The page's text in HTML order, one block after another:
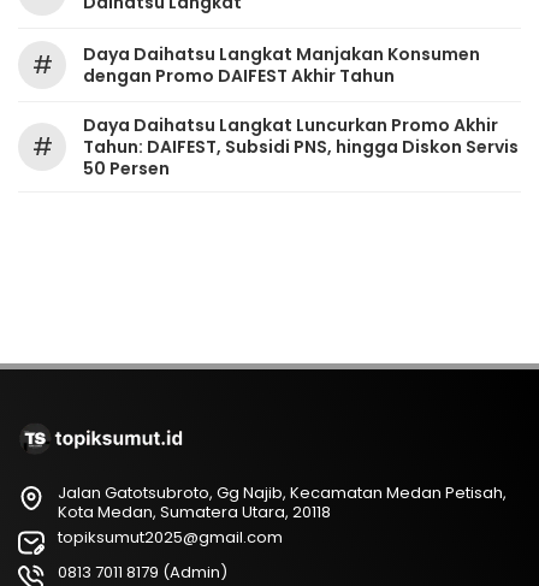
#
Daya Daihatsu Langkat Manjakan Konsumen
dengan Promo DAIFEST Akhir Tahun
#
Daya Daihatsu Langkat Luncurkan Promo Akhir
Tahun: DAIFEST, Subsidi PNS, hingga Diskon Servis
50 Persen
Jalan Gatotsubroto, Gg Najib, Kecamatan Medan Petisah,
Kota Medan, Sumatera Utara, 20118
topiksumut2025@gmail.com
0813 7011 8179 (Admin)